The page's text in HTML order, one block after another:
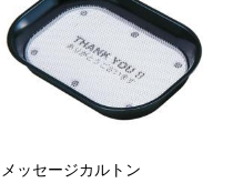
メッセージカルトン